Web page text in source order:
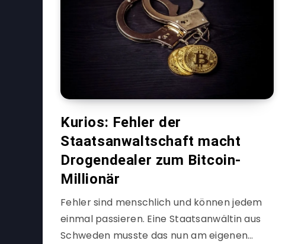
Kurios: Fehler der
Staatsanwaltschaft macht
Drogendealer zum Bitcoin-
Millionär
Fehler sind menschlich und können jedem
einmal passieren. Eine Staatsanwältin aus
Schweden musste das nun am eigenen…